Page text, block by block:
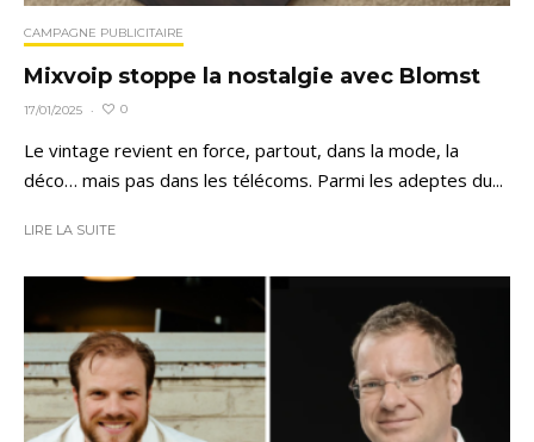
CAMPAGNE PUBLICITAIRE
Mixvoip stoppe la nostalgie avec Blomst
17/01/2025 · 0
Le vintage revient en force, partout, dans la mode, la
déco… mais pas dans les télécoms. Parmi les adeptes du...
LIRE LA SUITE